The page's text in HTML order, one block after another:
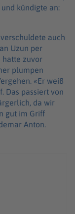
kündigte an:
auch
Uzun per
hatte zuvor
plumpen
«Er weiß
Das passiert von
da wir
gut im Griff
Anton.